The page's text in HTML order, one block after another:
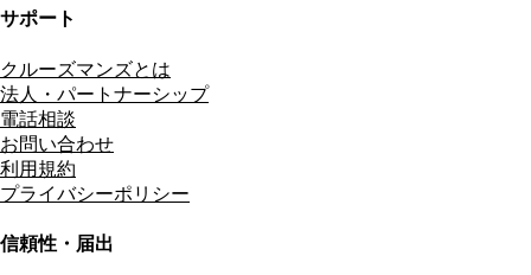
サポート
クルーズマンズとは
法人・パートナーシップ
電話相談
お問い合わせ
利用規約
プライバシーポリシー
信頼性・届出